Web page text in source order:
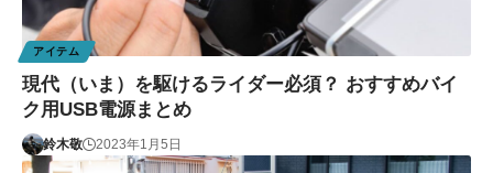
アイテム
現代（いま）を駆けるライダー必須？ おすすめバイ
ク用USB電源まとめ
鈴木敬 2023年1月5日